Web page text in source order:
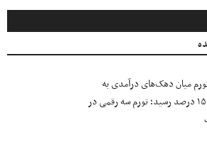
میان دهک‌های درآمدی به
بیش از ۱۵ درصد رسید؛ تورم سه رقمی در